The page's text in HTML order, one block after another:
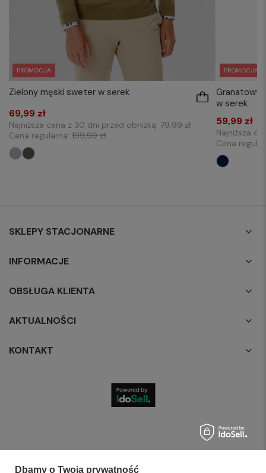
PROMOCJA
Zielony męski sweter w serek
69,99 zł
Najniższa cena z 30 dni przed obniżką: 79,99 zł
Cena regularna: 199,99 zł
PROMOCJA
Granatowy
w serek
59,99 zł
Najniższa
Cena
SKLEPY STACJONARNE
INFORMACJE
OBSŁUGA KLIENTA
AKTUALNOŚCI
KONTAKT
Dbamy o Twoją prywatność